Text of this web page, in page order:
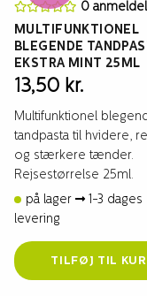
0
MULTIFUNKTIONEL
BLEGENDE
EKSTRA MINT 25ML
13,50 kr.
Multifunktionel
tandpasta til hvidere,
og stærkere tænder.
Rejsestørrelse 25ml.
på lager
1-3 dages
levering
TILFØJ TIL